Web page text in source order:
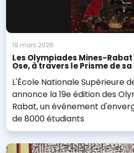
19 mars 2026
Les Olympiades Mines-Rabat
Ose, à travers le Prisme de
L'École Nationale Supérieure
annonce la 19e édition des
Rabat, un événement
de 8000 étudiants